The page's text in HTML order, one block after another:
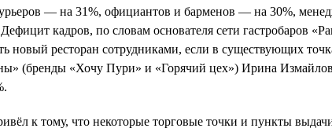
— на 31%, официантов и барменов — на 30%,
кадров, по словам основателя сети гастробаров
новый ресторан сотрудниками, если в существующих
(бренды «Хочу Пури» и «Горячий цех») Ирина
к тому, что некоторые торговые точки и пункты